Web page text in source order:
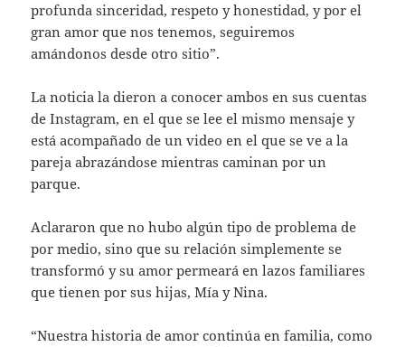
profunda sinceridad, respeto y honestidad, y por el
gran amor que nos tenemos, seguiremos
amándonos desde otro sitio”.
La noticia la dieron a conocer ambos en sus cuentas
de Instagram, en el que se lee el mismo mensaje y
está acompañado de un video en el que se ve a la
pareja abrazándose mientras caminan por un
parque.
Aclararon que no hubo algún tipo de problema de
por medio, sino que su relación simplemente se
transformó y su amor permeará en lazos familiares
que tienen por sus hijas, Mía y Nina.
“Nuestra historia de amor continúa en familia, como